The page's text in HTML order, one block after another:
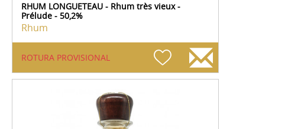
RHUM LONGUETEAU - Rhum très vieux -
Prélude - 50,2%
Rhum
ROTURA PROVISIONAL